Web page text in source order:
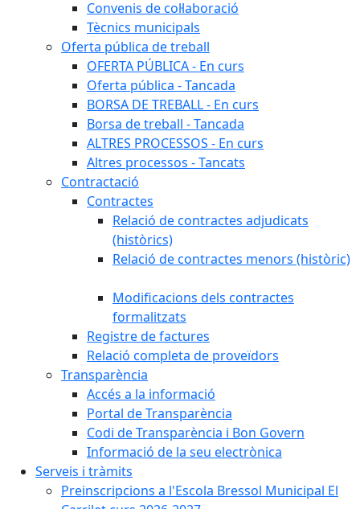
Convenis de col·laboració
Tècnics municipals
Oferta pública de treball
OFERTA PÚBLICA - En curs
Oferta pública - Tancada
BORSA DE TREBALL - En curs
Borsa de treball - Tancada
ALTRES PROCESSOS - En curs
Altres processos - Tancats
Contractació
Contractes
Relació de contractes adjudicats
(històrics)
Relació de contractes menors (històric)
Modificacions dels contractes
formalitzats
Registre de factures
Relació completa de proveïdors
Transparència
Accés a la informació
Portal de Transparència
Codi de Transparència i Bon Govern
Informació de la seu electrònica
Serveis i tràmits
Preinscripcions a l'Escola Bressol Municipal El